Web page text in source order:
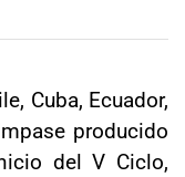
Cuba, Ecuador,
producido
del V Ciclo,